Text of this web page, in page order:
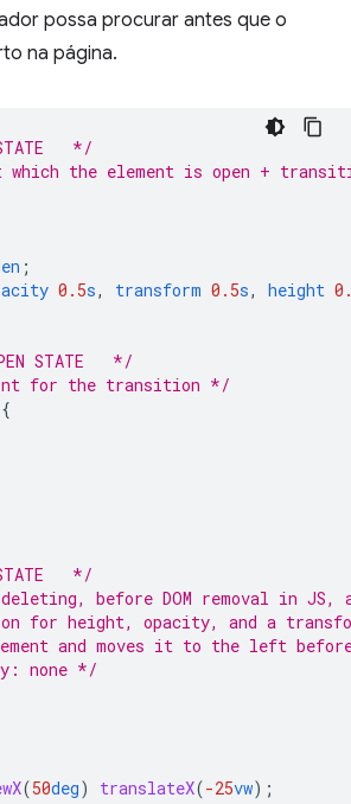
possa procurar antes que o
na página.
*/
the element is open +
;
0.5s, transform 0.5s, height
STATE   */
for the transition */
{
*/
before DOM removal in JS,
for height, opacity, and a
and moves it to the left
none */
(50deg) translateX(-25vw);